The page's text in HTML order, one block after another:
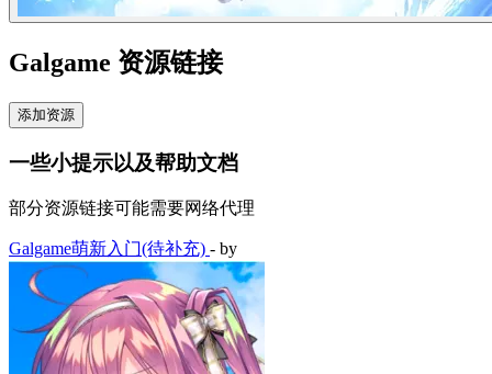
Galgame 资源链接
添加资源
一些小提示以及帮助文档
部分资源链接可能需要网络代理
Galgame萌新入门(待补充) - by